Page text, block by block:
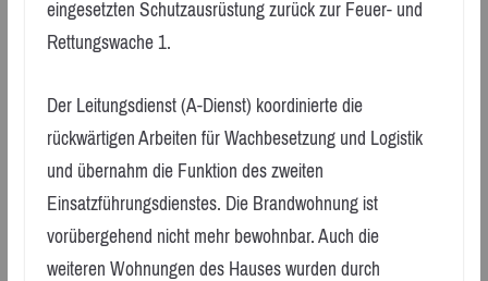
eingesetzten Schutzausrüstung zurück zur Feuer- und
Rettungswache 1.
Der Leitungsdienst (A-Dienst) koordinierte die
rückwärtigen Arbeiten für Wachbesetzung und Logistik
und übernahm die Funktion des zweiten
Einsatzführungsdienstes. Die Brandwohnung ist
vorübergehend nicht mehr bewohnbar. Auch die
weiteren Wohnungen des Hauses wurden durch